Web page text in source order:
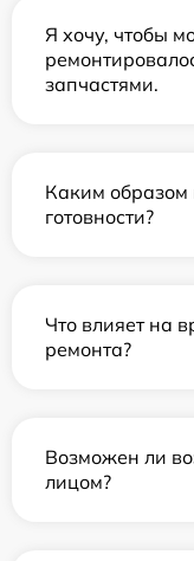
Я хочу, чтобы
запчастями.
Каким образом
готовности?
Что влияет на
ремонта?
Возможен ли
лицом?